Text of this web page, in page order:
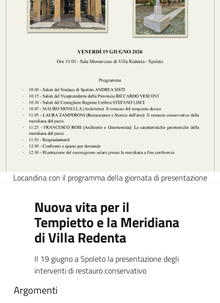
Locandina con il programma della giornata di presentazione
Nuova vita per il
Tempietto e la Meridiana
di Villa Redenta
Il 19 giugno a Spoleto la presentazione degli
interventi di restauro conservativo
Argomenti